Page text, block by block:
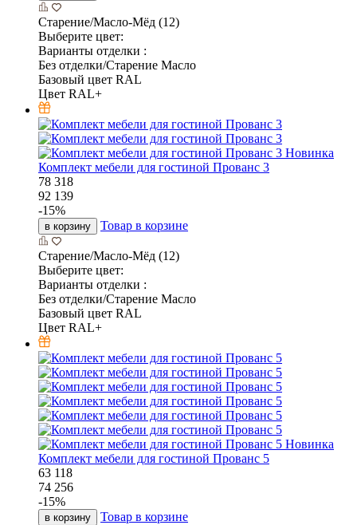
Старение/Масло-Мёд (12)
Выберите цвет:
Варианты отделки :
Без отделки/Старение Масло
Базовый цвет RAL
Цвет RAL+
Новинка
Комплект мебели для гостиной Прованс 3
78 318
92 139
-15%
в корзину Товар в корзине
Старение/Масло-Мёд (12)
Выберите цвет:
Варианты отделки :
Без отделки/Старение Масло
Базовый цвет RAL
Цвет RAL+
Новинка
Комплект мебели для гостиной Прованс 5
63 118
74 256
-15%
в корзину Товар в корзине